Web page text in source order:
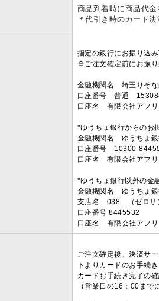
商品到着時に商品代
＊代引き時のカード
指定の銀行にお振り込
※ご注文確定前にお振
金融機関名 埼玉りそ
口座番号 普通
口座名 有限会社アフ
*ゆうちょ銀行からのお
金融機関名 ゆうちょ
口座番号 10300-
口座名 有限会社アフ
*ゆうちょ銀行以外の金
金融機関名 ゆうちょ
支店名 038 （ゼロサ
口座番号 8445532
口座名 有限会社アフ
ご注文確定後、決済サ
トよりカードのお手続
カードお手続き完了の
（営業日の16：00ま